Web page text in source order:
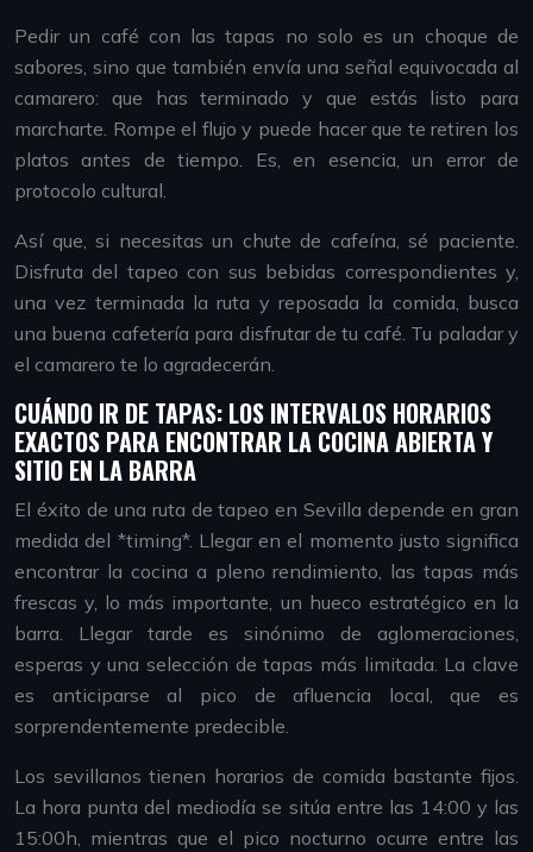
Pedir un café con las tapas no solo es un choque de
sabores, sino que también envía una señal equivocada al
camarero: que has terminado y que estás listo para
marcharte. Rompe el flujo y puede hacer que te retiren los
platos antes de tiempo. Es, en esencia, un error de
protocolo cultural.
Así que, si necesitas un chute de cafeína, sé paciente.
Disfruta del tapeo con sus bebidas correspondientes y,
una vez terminada la ruta y reposada la comida, busca
una buena cafetería para disfrutar de tu café. Tu paladar y
el camarero te lo agradecerán.
CUÁNDO IR DE TAPAS: LOS INTERVALOS HORARIOS
EXACTOS PARA ENCONTRAR LA COCINA ABIERTA Y
SITIO EN LA BARRA
El éxito de una ruta de tapeo en Sevilla depende en gran
medida del *timing*. Llegar en el momento justo significa
encontrar la cocina a pleno rendimiento, las tapas más
frescas y, lo más importante, un hueco estratégico en la
barra. Llegar tarde es sinónimo de aglomeraciones,
esperas y una selección de tapas más limitada. La clave
es anticiparse al pico de afluencia local, que es
sorprendentemente predecible.
Los sevillanos tienen horarios de comida bastante fijos.
La hora punta del mediodía se sitúa entre las 14:00 y las
15:00h, mientras que el pico nocturno ocurre entre las